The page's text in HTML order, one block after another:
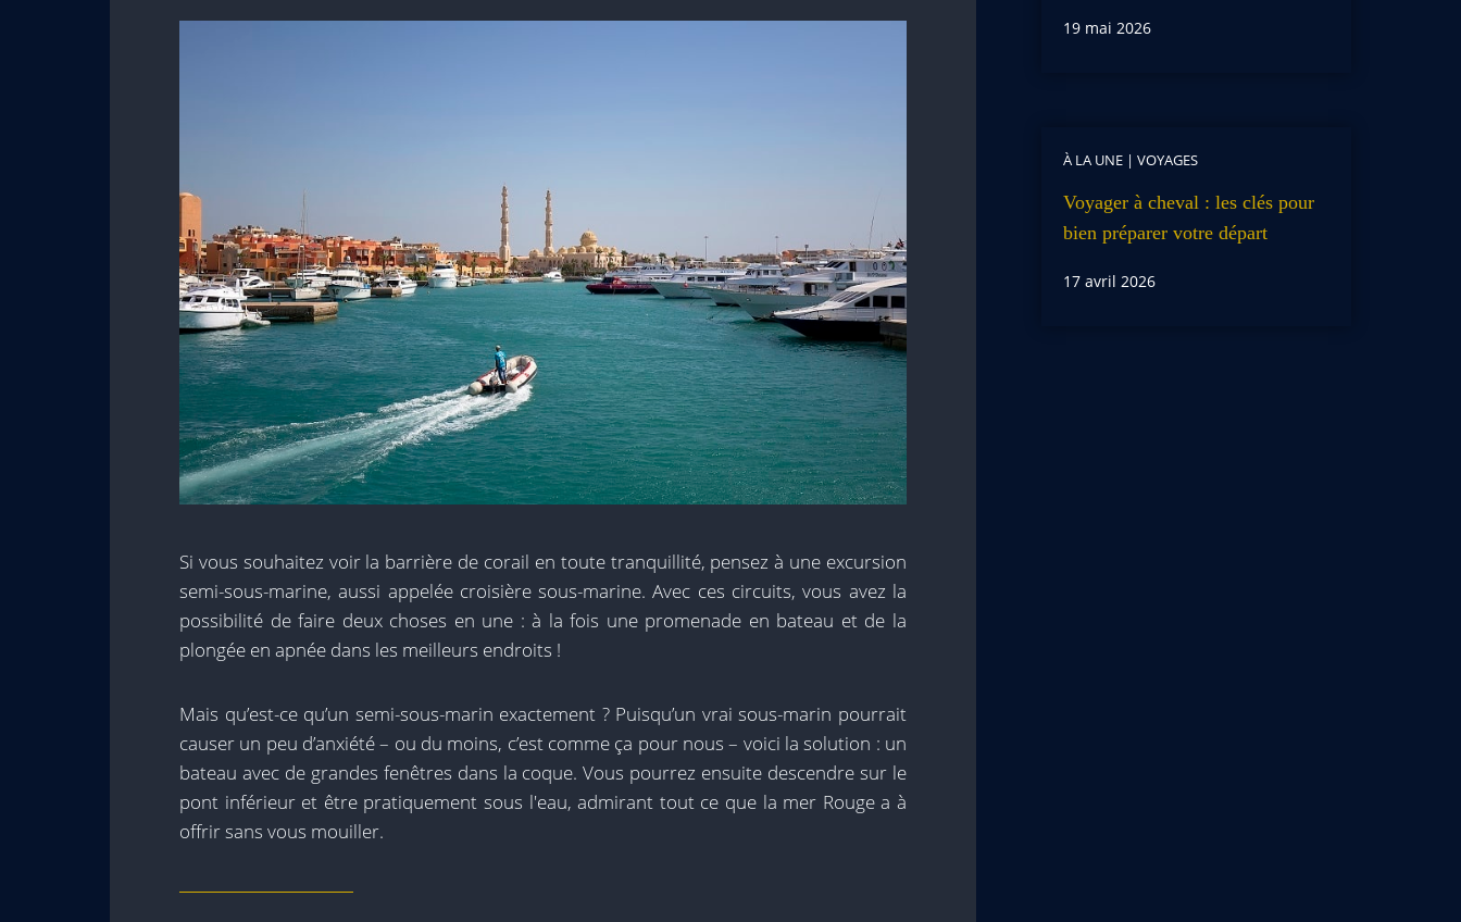
Si vous souhaitez voir la barrière de corail en toute tranquillité, pensez à une excursion
semi-sous-marine, aussi appelée croisière sous-marine. Avec ces circuits, vous avez la
possibilité de faire deux choses en une : à la fois une promenade en bateau et de la
plongée en apnée dans les meilleurs endroits !
Mais qu’est-ce qu’un semi-sous-marin exactement ? Puisqu’un vrai sous-marin pourrait
causer un peu d’anxiété – ou du moins, c’est comme ça pour nous – voici la solution : un
bateau avec de grandes fenêtres dans la coque. Vous pourrez ensuite descendre sur le
pont inférieur et être pratiquement sous l'eau, admirant tout ce que la mer Rouge a à
offrir sans vous mouiller.
19 mai 2026
À LA UNE| VOYAGES
Voyager à cheval : les clés pour
bien préparer votre départ
17 avril 2026